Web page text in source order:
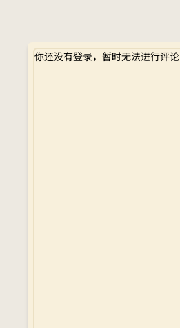
你还没有登录，暂时无法进行评论